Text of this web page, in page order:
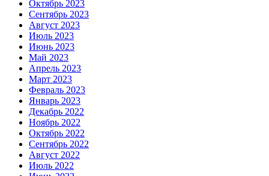
Октябрь 2023
Сентябрь 2023
Август 2023
Июль 2023
Июнь 2023
Май 2023
Апрель 2023
Март 2023
Февраль 2023
Январь 2023
Декабрь 2022
Ноябрь 2022
Октябрь 2022
Сентябрь 2022
Август 2022
Июль 2022